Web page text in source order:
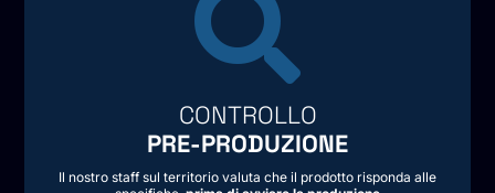

CONTROLLO
PRE-PRODUZIONE
Il nostro staff sul territorio valuta che il prodotto risponda alle